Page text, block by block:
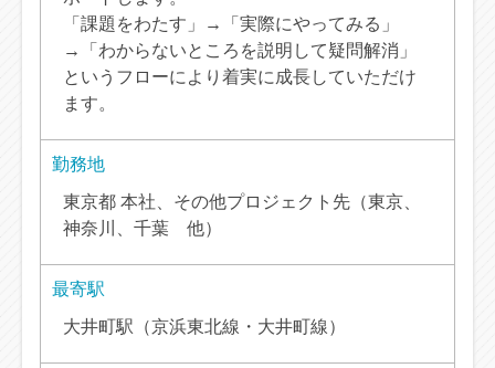
「課題をわたす」→「実際にやってみる」
→「わからないところを説明して疑問解消」
というフローにより着実に成長していただけ
ます。
勤務地
東京都 本社、その他プロジェクト先（東京、
神奈川、千葉 他）
最寄駅
大井町駅（京浜東北線・大井町線）